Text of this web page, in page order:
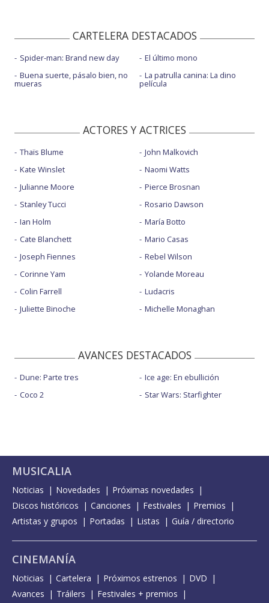
CARTELERA DESTACADOS
Spider-man: Brand new day
Buena suerte, pásalo bien, no
mueras
El último mono
La patrulla canina: La dino
película
ACTORES Y ACTRICES
Thaïs Blume
Kate Winslet
Julianne Moore
Stanley Tucci
Ian Holm
Cate Blanchett
Joseph Fiennes
Corinne Yam
Colin Farrell
Juliette Binoche
John Malkovich
Naomi Watts
Pierce Brosnan
Rosario Dawson
María Botto
Mario Casas
Rebel Wilson
Yolande Moreau
Ludacris
Michelle Monaghan
AVANCES DESTACADOS
Dune: Parte tres
Coco 2
Ice age: En ebullición
Star Wars: Starfighter
MUSICALIA
Noticias Novedades
Próximas novedades
Discos históricos
Canciones Festivales
Premios
Artistas y grupos
Portadas Listas Guía / directorio
CINEMANÍA
Noticias Cartelera Próximos estrenos
DVD
Avances
Tráilers Festivales + premios